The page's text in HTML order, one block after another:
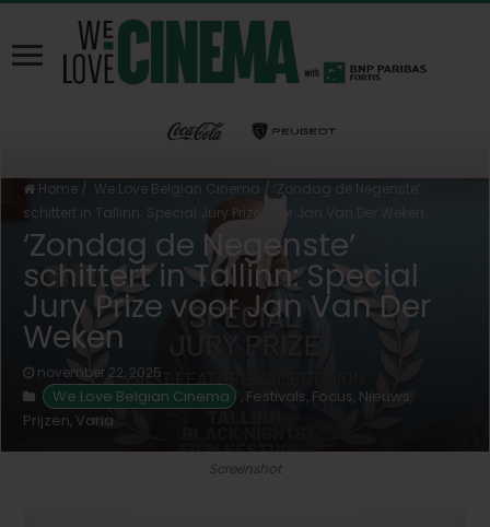
Home / We Love Belgian Cinema / ‘Zondag de Negenste’
schittert in Tallinn: Special Jury Prize voor Jan Van Der Weken
‘Zondag de Negenste’
schittert in Tallinn: Special
Jury Prize voor Jan Van Der
Weken
november 22, 2025
We Love Belgian Cinema , Festivals, Focus, Nieuws
Prijzen, Varia
Screenshot